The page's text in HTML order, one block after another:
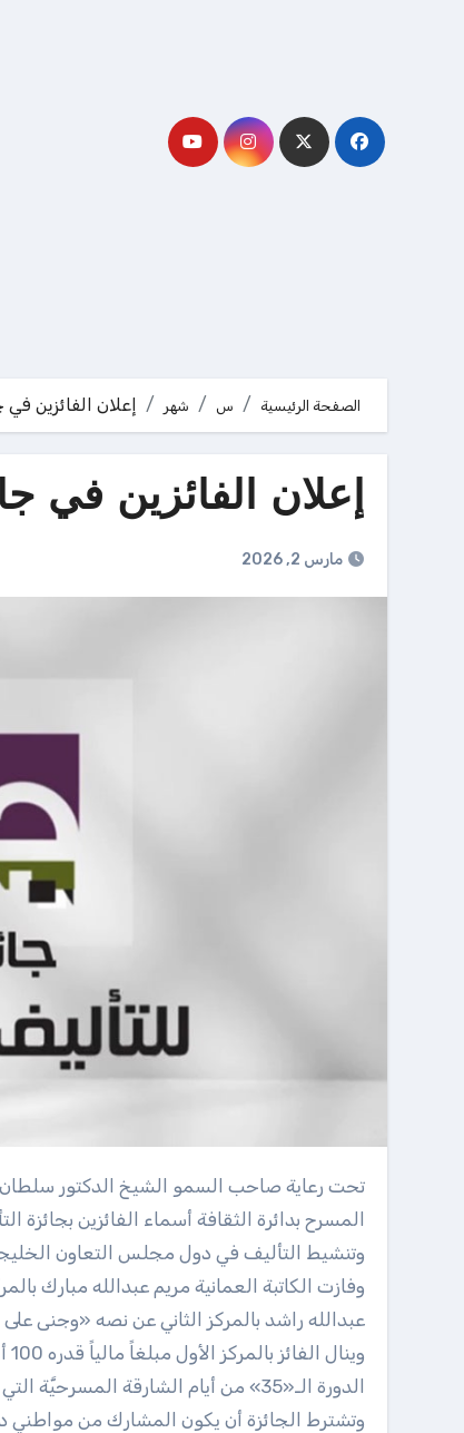
الصفحة الرئيسية س شهر إعلان الفائزين
إعلان الفائزين في
مارس 2, 2026
تحت رعاية صاحب السمو الشيخ الدكتور سلطان بن محمد القاسمي، عضو المجلس الأعلى حاكم الشارقة، أعلنت إدارة
وتنشيط التأليف في دول مجلس التعاون
وفازت الكاتبة العمانية مريم عبدالله مبارك
عبدالله راشد بالمركز الثاني عن نصه «وجنى
الدورة الـ«35» من أيام الشارقة المسرحيَّة التي تنطلق في الرابع والعشرين من مارس الجاري.